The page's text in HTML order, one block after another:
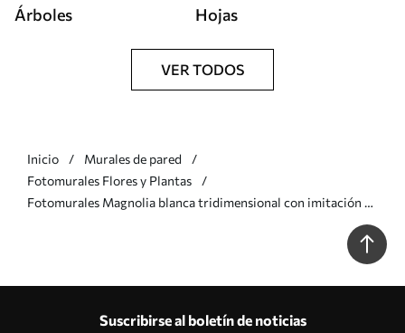
Árboles Hojas
VER TODOS
Inicio
Murales de pared
Fotomurales Flores y Plantas
Fotomurales Magnolia blanca tridimensional con imitación de
Suscribirse al boletín de noticias